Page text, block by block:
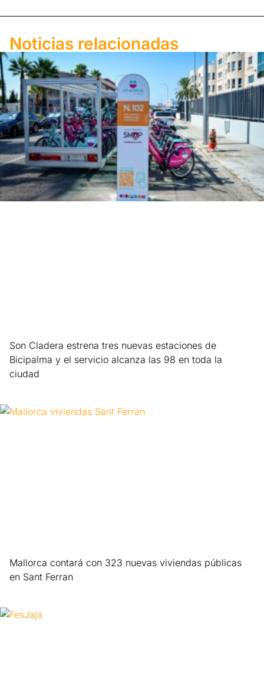
Noticias relacionadas
Son Cladera estrena tres nuevas estaciones de
Bicipalma y el servicio alcanza las 98 en toda la
ciudad
Mallorca contará con 323 nuevas viviendas públicas
en Sant Ferran